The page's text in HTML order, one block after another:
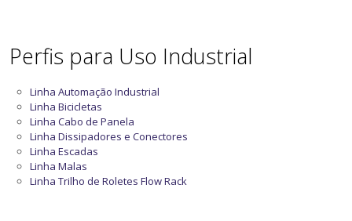
Perfis para Uso Industrial
Linha Automação Industrial
Linha Bicicletas
Linha Cabo de Panela
Linha Dissipadores e Conectores
Linha Escadas
Linha Malas
Linha Trilho de Roletes Flow Rack